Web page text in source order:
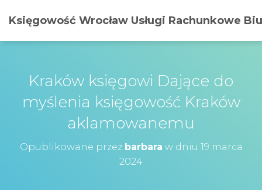
Księgowość Wrocław Usługi Rachunkowe
Kraków księgowi Dające do
myślenia księgowość Kraków
aklamowanemu
Opublikowane przez barbara w dniu 19 marca
2024